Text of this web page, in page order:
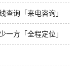
查询「来电咨询」
一方「全程定位」